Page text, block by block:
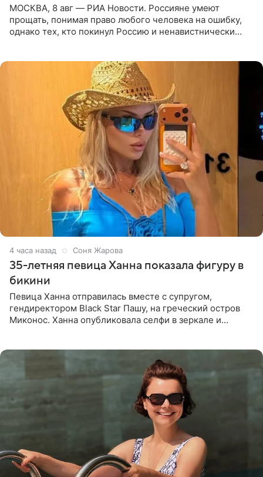
МОСКВА, 8 авг — РИА Новости. Россияне умеют
прощать, понимая право любого человека на ошибку,
однако тех, кто покинул Россию и ненавистнически
4 часа назад Соня Жарова
35-летняя певица Ханна показала фигуру в
бикини
Певица Ханна отправилась вместе с супругом,
гендиректором Black Star Пашу, на греческий остров
Миконос. Ханна опубликовала селфи в зеркале и